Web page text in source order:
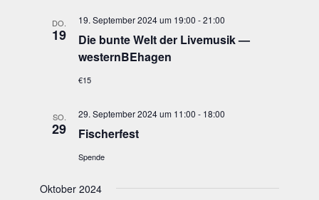
DO.
19
Die bun­te Welt der Live­mu­sik —
westernBEhagen
19. September 2024 um 19:00 -21:00
€15
SO.
29 Fischer­fest
29. September 2024 um 11:00 - 18:00
Spende
Oktober 2024